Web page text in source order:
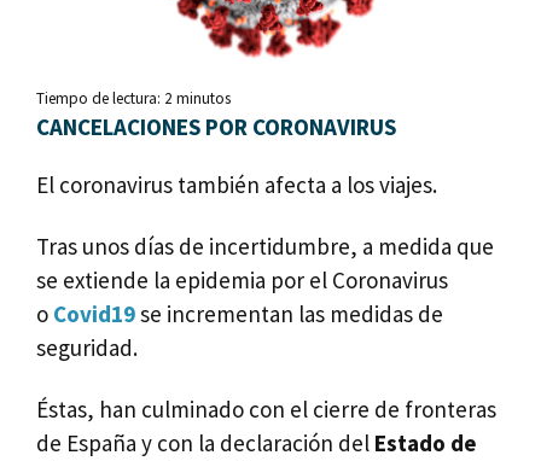
Tiempo de lectura: 2 minutos
CANCELACIONES POR CORONAVIRUS
El coronavirus también afecta a los viajes.
Tras unos días de incertidumbre, a medida que
se extiende la epidemia por el Coronavirus
o Covid19se incrementan las medidas de
seguridad.
Éstas, han culminado con el cierre de fronteras
de España y con la declaración del Estado de